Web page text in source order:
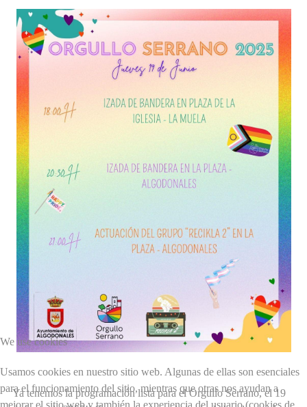
Ya tenemos la programación lista para el Orgullo Serrano, el 19
We use cookies
Usamos cookies en nuestro sitio web. Algunas de ellas son esenciales
para el funcionamiento del sitio, mientras que otras nos ayudan a
mejorar el sitio web y también la experiencia del usuario (cookies de